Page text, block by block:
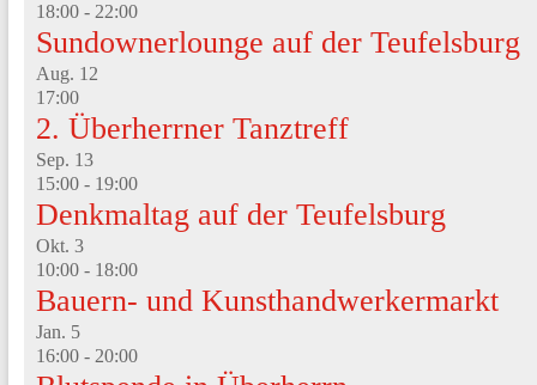
18:00- 22:00
Sundownerlounge auf der Teufelsburg
Aug. 12
17:00
2. Überherrner Tanztreff
Sep. 13
15:00- 19:00
Denkmaltag auf der Teufelsburg
Okt. 3
10:00- 18:00
Bauern- und Kunsthandwerkermarkt
Jan. 5
16:00- 20:00